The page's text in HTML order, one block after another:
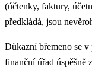
(účtenky, faktury,
předkládá, jsou
Důkazní břemeno se
finanční úřad úspěšně